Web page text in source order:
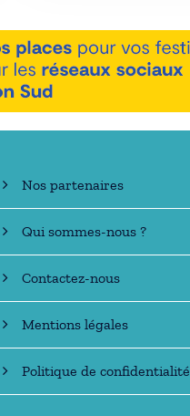
savoir +
Nos partenaires
Qui sommes-nous ?
Contactez-nous
Mentions légales
Politique de confidentialité